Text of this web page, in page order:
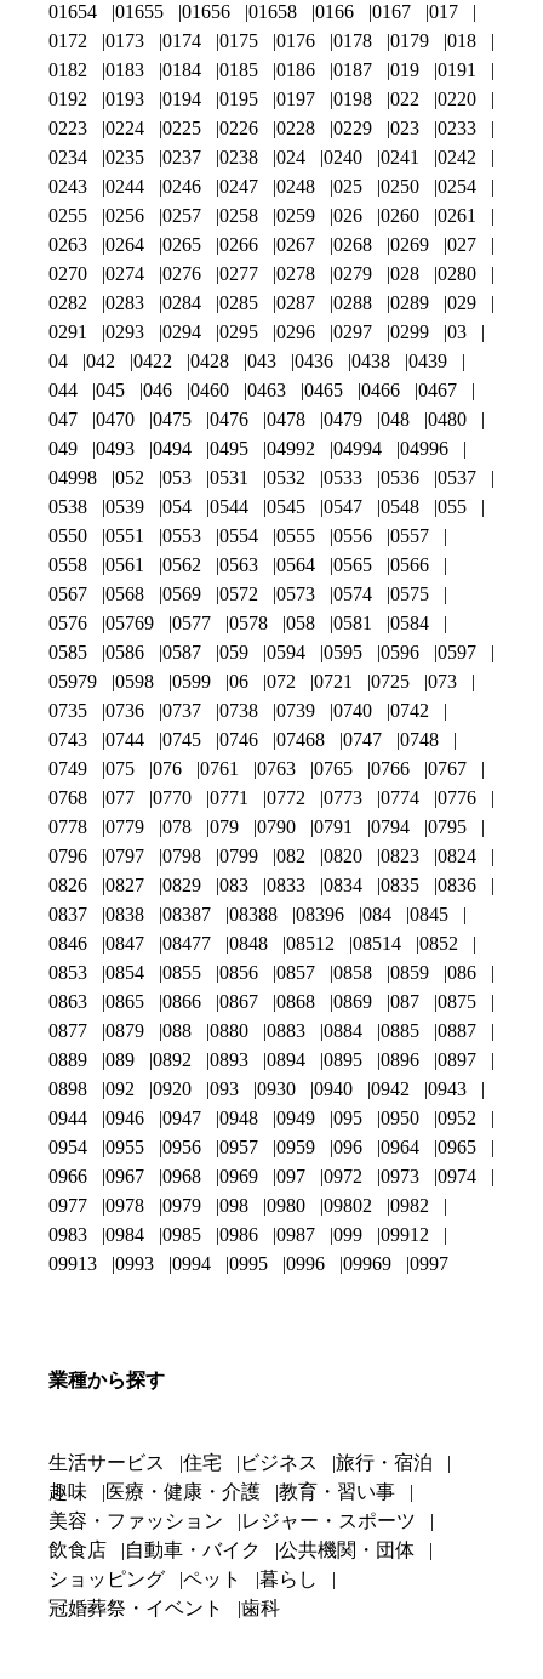
01654 01655 01656 01658 0166 0167
017
0172
0173 0174 0175 0176 0178 0179
018
0182
0183 0184 0185 0186 0187 019
0191
0192
0193 0194 0195 0197 0198 022
0220
0223
0224 0225 0226 0228 0229 023
0233
0234
0235 0237 0238 024 0240 0241
0242
0243
0244 0246 0247 0248 025 0250
0254
0255
0256 0257 0258 0259 026 0260
0261
0263
0264 0265 0266 0267 0268 0269
027
0270
0274 0276 0277 0278 0279 028
0280
0282
0283 0284 0285 0287 0288 0289
029
0291
0293 0294 0295 0296 0297 0299
03
04
042 0422 0428 043 0436 0438
0439
044
045 046 0460 0463 0465 0466
0467
047
0470 0475 0476 0478 0479 048
0480
049
0493 0494 0495 04992 04994
04996
04998
052 053 0531 0532 0533 0536
0537
0538
0539 054 0544 0545 0547 0548
055
0550
0551 0553 0554 0555 0556
0557
0558
0561 0562 0563 0564 0565
0566
0567
0568 0569 0572 0573 0574
0575
0576
05769 0577 0578 058 0581
0584
0585
0586 0587 059 0594 0595 0596
0597
05979
0598 0599 06 072 0721 0725
073
0735
0736 0737 0738 0739 0740
0742
0743
0744 0745 0746 07468 0747
0748
0749
075 076 0761 0763 0765 0766
0767
0768
077 0770 0771 0772 0773 0774
0776
0778
0779 078 079 0790 0791 0794
0795
0796
0797 0798 0799 082 0820 0823
0824
0826
0827 0829 083 0833 0834 0835
0836
0837
0838 08387 08388 08396 084
0845
0846
0847 08477 0848 08512 08514
0852
0853
0854 0855 0856 0857 0858 0859
086
0863
0865 0866 0867 0868 0869 087
0875
0877
0879 088 0880 0883 0884 0885
0887
0889
089 0892 0893 0894 0895 0896
0897
0898
092 0920 093 0930 0940 0942
0943
0944
0946 0947 0948 0949 095 0950
0952
0954
0955 0956 0957 0959 096 0964
0965
0966
0967 0968 0969 097 0972 0973
0974
0977
0978 0979 098 0980 09802
0982
0983
0984 0985 0986 0987 099
09912
09913
0993 0994 0995 0996 09969 0997
業種から探す
生活サービス 住宅 ビジネス
旅行・宿泊
趣味
医療・健康・介護
教育・習い事
美容・ファッション
レジャー・スポーツ
飲食店
自動車・バイク
公共機関・団体
ショッピング
ペット
暮らし
冠婚葬祭・イベント
歯科